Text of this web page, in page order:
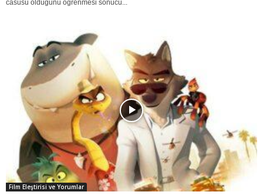
casusu olduğunu öğrenmesi sonucu...
Film Eleştirisi ve Yorumlar